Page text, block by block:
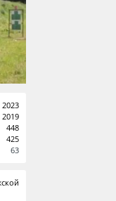
2023
448
425
63